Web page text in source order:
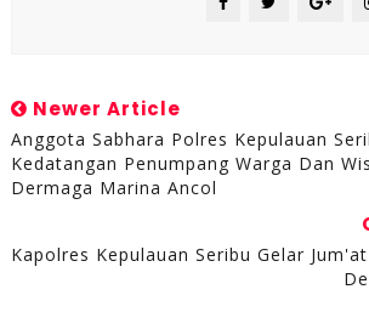
Newer Article
Anggota Sabhara Polres Kepulauan
Kedatangan Penumpang Warga Dan
Dermaga Marina Ancol
Kapolres Kepulauan Seribu Gelar